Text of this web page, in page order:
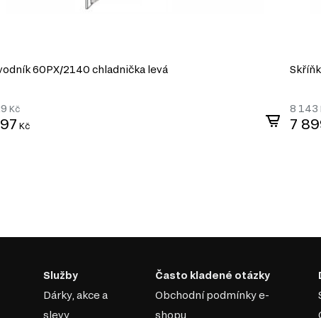
60PХ/2140 chladnička levá
Kč
Kč
8 143
7
Služby
Dárky, akce a
slevy
Často kladené otázky
Obchodní podmínky e-
shopu